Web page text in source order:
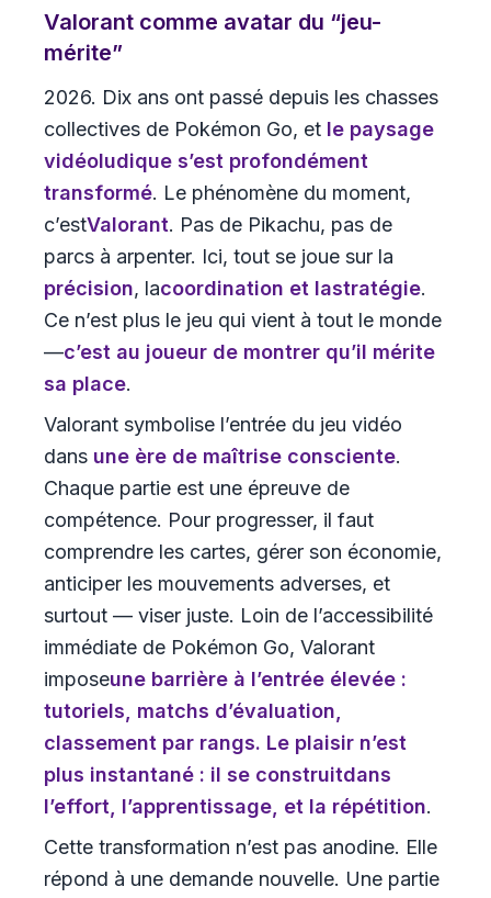
Valorant comme avatar du “jeu-
mérite”
2026. Dix ans ont passé depuis les chasses
collectives de Pokémon Go, et le paysage
vidéoludique s’est profondément
transformé. Le phénomène du moment,
c’estValorant. Pas de Pikachu, pas de
parcs à arpenter. Ici, tout se joue sur la
précision, lacoordination et lastratégie.
Ce n’est plus le jeu qui vient à tout le monde
—c’est au joueur de montrer qu’il mérite
sa place.
Valorant symbolise l’entrée du jeu vidéo
dans une ère de maîtrise consciente.
Chaque partie est une épreuve de
compétence. Pour progresser, il faut
comprendre les cartes, gérer son économie,
anticiper les mouvements adverses, et
surtout — viser juste. Loin de l’accessibilité
immédiate de Pokémon Go, Valorant
imposeune barrière à l’entrée élevée :
tutoriels, matchs d’évaluation,
classement par rangs. Le plaisir n’est
plus instantané : il se construitdans
l’effort, l’apprentissage, et la répétition.
Cette transformation n’est pas anodine. Elle
répond à une demande nouvelle. Une partie